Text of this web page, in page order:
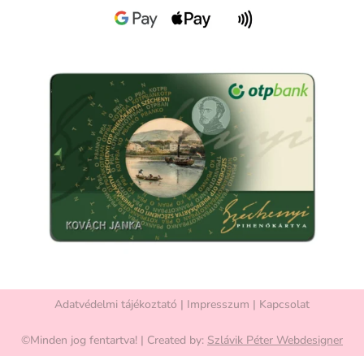
©Minden jog fentartva! | Created by: Szlávik Péter Webdesigner
Adatvédelmi tájékoztató | Impresszum | Kapcsolat